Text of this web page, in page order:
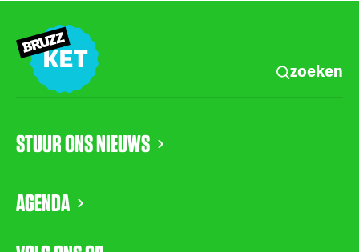
zoeken
STUUR ONS NIEUWS
AGENDA